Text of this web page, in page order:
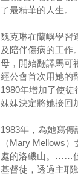
了最精華的人生。
魏克琳在蘭嶼學習
及陪伴傷病的工作
母，開始翻譯馬可
經公會首次用她的
1980年增加了使
妹妹決定將她接回
1983年，為她寫
（Mary Mellows
處的洛磯山。……
基督徒，透過主耶